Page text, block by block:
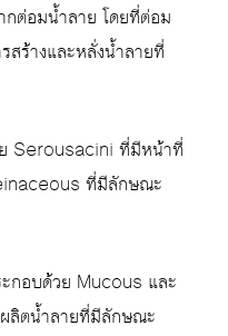
กต่อมน้ำลาย โดยที่ต่อม
ร้างและหลั่งน้ำลายที่
Serousacini ที่มีหน้าที่
ที่มีลักษณะ
กอบด้วย Mucous และ
ลิตน้ำลายที่มีลักษณะ